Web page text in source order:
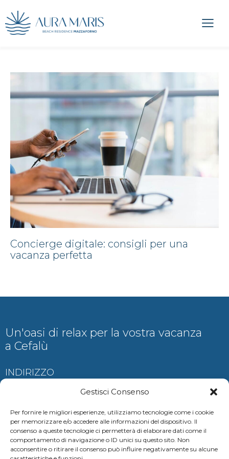
Gestisci Consenso
Per fornire le migliori esperienze, utilizziamo tecnologie come i cookie
per memorizzare e/o accedere alle informazioni del dispositivo. Il
consenso a queste tecnologie ci permetterà di elaborare dati come il
comportamento di navigazione o ID unici su questo sito. Non
acconsentire o ritirare il consenso può influire negativamente su alcune
Concierge digitale: consigli per una
vacanza perfetta
Un'oasi di relax per la vostra vacanza
a Cefalù
INDIRIZZO
Contrada Ogliastrillo, Cefalù
CONTATTI
auramariscefalu@gmail.com